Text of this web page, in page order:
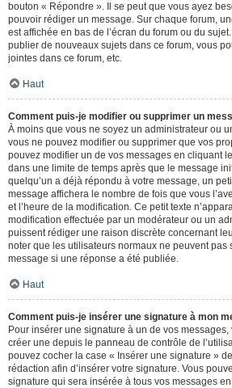
bouton « Répondre ». Il se peut que vous ayez
pouvoir rédiger un message. Sur chaque forum,
est affichée en bas de l’écran du forum ou du
publier de nouveaux sujets dans ce forum, vous
jointes dans ce forum, etc.
Haut
Comment puis-je modifier ou supprimer un
À moins que vous ne soyez un administrateur ou
vous ne pouvez modifier ou supprimer que vos
pouvez modifier un de vos messages en cliquant
dans une limite de temps après que le message
quelqu’un a déjà répondu à votre message, un
message affichera le nombre de fois que vous
et l’heure de la modification. Ce petit texte
modification effectuée par un modérateur ou un
puissent rédiger une raison discrète concernant
noter que les utilisateurs normaux ne peuvent pas
message si une réponse a été publiée.
Haut
Comment puis-je insérer une signature à mon
Pour insérer une signature à un de vos messages,
créer une depuis le panneau de contrôle de
pouvez cocher la case « Insérer une signature »
rédaction afin d’insérer votre signature. Vous
signature qui sera insérée à tous vos messages